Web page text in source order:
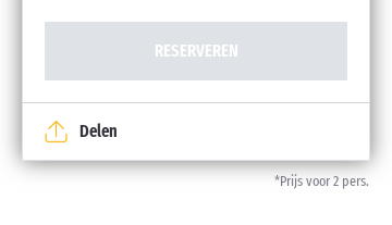
RESERVEREN
*Prijs voor 2 pers.
Delen